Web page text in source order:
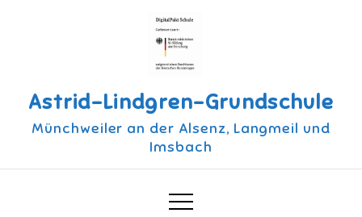
Astrid-Lindgren-Grundschule
Münchweiler an der Alsenz, Langmeil und
Imsbach